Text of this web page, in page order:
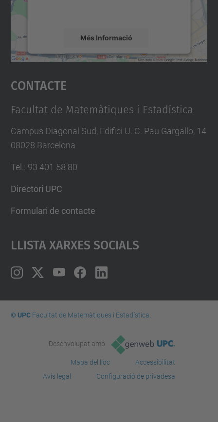
Més Informació
Accepta
powered by
Contacte
Facultat de Matemàtiques i Estadística
Campus Diagonal Sud, Edifici U. C. Pau Gargallo, 14
08028 Barcelona
Tel. : 93 401 58 80
Directori UPC
Formulari de contacte
Llista Xarxes Socials
© UPCFacultat de Matemàtiques i Estadí­stica.
Desenvolupat amb
Mapa del lloc
Accessibilitat
Avís legal
Configuració de privadesa